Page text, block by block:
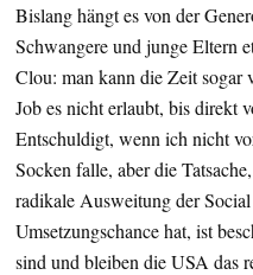
Bislang hängt es von der
Schwangere und junge Eltern
Clou: man kann die Zeit sogar
Job es nicht erlaubt, bis direkt
Entschuldigt, wenn ich nicht
Socken falle, aber die
radikale Ausweitung der
Umsetzungschance hat, ist
sind und bleiben die USA das